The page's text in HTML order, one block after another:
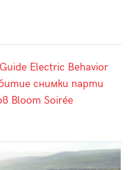
Electric Behavior
снимки парти
Bloom Soirée